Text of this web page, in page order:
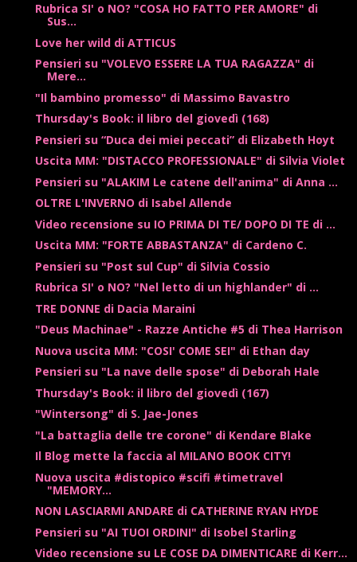
Rubrica SI' o NO? "COSA HO FATTO PER AMORE" di
Sus...
Love her wild di ATTICUS
Pensieri su "VOLEVO ESSERE LA TUA RAGAZZA" di
Mere...
"Il bambino promesso" di Massimo Bavastro
Thursday's Book: il libro del giovedì (168)
Pensieri su “Duca dei miei peccati” di Elizabeth Hoyt
Uscita MM: "DISTACCO PROFESSIONALE" di Silvia Violet
Pensieri su "ALAKIM Le catene dell'anima" di Anna ...
OLTRE L'INVERNO di Isabel Allende
Video recensione su IO PRIMA DI TE/ DOPO DI TE di ...
Uscita MM: "FORTE ABBASTANZA" di Cardeno C.
Pensieri su "Post sul Cup" di Silvia Cossio
Rubrica SI' o NO? "Nel letto di un highlander" di ...
TRE DONNE di Dacia Maraini
"Deus Machinae" - Razze Antiche #5 di Thea Harrison
Nuova uscita MM: "COSI' COME SEI" di Ethan day
Pensieri su "La nave delle spose" di Deborah Hale
Thursday's Book: il libro del giovedì (167)
"Wintersong" di S. Jae-Jones
"La battaglia delle tre corone" di Kendare Blake
Il Blog mette la faccia al MILANO BOOK CITY!
Nuova uscita #distopico #scifi #timetravel
"MEMORY...
NON LASCIARMI ANDARE di CATHERINE RYAN HYDE
Pensieri su "AI TUOI ORDINI" di Isobel Starling
Video recensione su LE COSE DA DIMENTICARE di Kerr...